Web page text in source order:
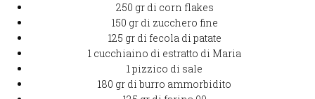
250 gr di corn flakes
150 gr di zucchero fine
125 gr di fecola di patate
1 cucchiaino di estratto di Maria
1 pizzico di sale
180 gr di burro ammorbidito